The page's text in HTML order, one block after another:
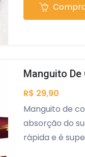
Manguito
R$ 29,90
Manguito de
absorção do
rápida e é